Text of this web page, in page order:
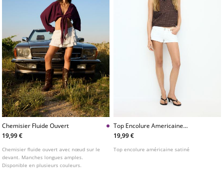
Chemisier Fluide Ouvert
19,99 €
Chemisier fluide ouvert avec nœud sur le
devant. Manches longues amples.
Disponible en plusieurs couleurs.
Top Encolure Americaine
Satine
19,99 €
Top encolure américaine satiné